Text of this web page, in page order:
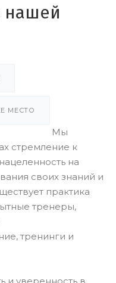
нашей
МЕСТО
Мы
стремление к
на
своих знаний и
практика
тренеры,
тренинги и